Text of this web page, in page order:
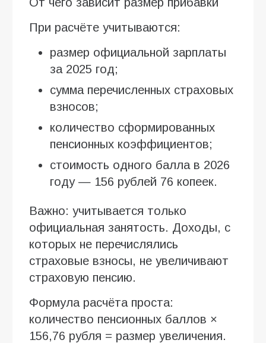
При расчёте учитываются:
размер официальной зарплаты
за 2025 год;
сумма перечисленных страховых
взносов;
количество сформированных
пенсионных коэффициентов;
стоимость одного балла в 2026
году — 156 рублей 76 копеек.
Важно: учитывается только
официальная занятость. Доходы, с
которых не перечислялись
страховые взносы, не увеличивают
страховую пенсию.
Формула расчёта проста:
количество пенсионных баллов ×
156,76 рубля = размер увеличения.